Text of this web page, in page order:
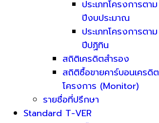
ประเภทโครงการตาม
ปีงบประมาณ
ประเภทโครงการตาม
ปีปฏิทิน
สถิติเครดิตสำรอง
สถิติซื้อขายคาร์บอนเครดิต
โครงการ (Monitor)
รายชื่อที่ปรึกษา
Standard T-VER